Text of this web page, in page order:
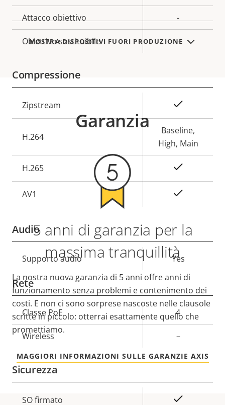
Attacco obiettivo -
Obiettivo sostituibile –
Compressione
Descrizione
della
della
proprietà
Zipstream
H.264
Baseline,
High, Main
H.265
AV1
Audio
Descrizione
proprietà
Valore
della
proprietà
Supporto audio Yes
Rete
Descrizione
della
proprietà
Valore
della
Classe PoE 4
Wireless –
Sicurezza
Descrizione
SO firmato
MOSTRA DISPOSITIVI FUORI PRODUZIONE
Garanzia
5 anni di garanzia per la
massima tranquillità
La nostra nuova garanzia di 5 anni offre anni di
funzionamento senza problemi e contenimento dei
costi. E non ci sono sorprese nascoste nelle clausole
scritte in piccolo: otterrai esattamente quello che
promettiamo.
MAGGIORI INFORMAZIONI SULLE GARANZIE AXIS